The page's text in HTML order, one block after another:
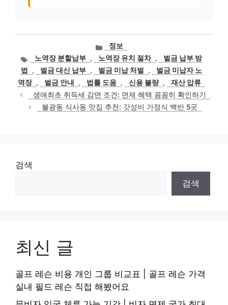
카
테
고
리
정보
태노역장 분할납부 , 노역장 유치 절차 ,
벌금 납부 방
법
, 벌금 대신 납부 , 벌금 미납 처벌 ,
벌금 미납자 노
역장 , 벌금 안내 , 법률 도움 , 신용 불량 ,
재산 압류
생애최초 취득세 감면 조건: 면제 혜택 꼼꼼히 확인하기
불광동 식사동 맛집 추천: 갓성비 가정식 백반 5곳
검색
검색
최신 글
골프 레슨 비용 개인 그룹 비교표 | 골프 레슨 가격
실내 필드 레슨 직접 해봤어요